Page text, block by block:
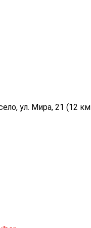
ул. Мира, 21 (12